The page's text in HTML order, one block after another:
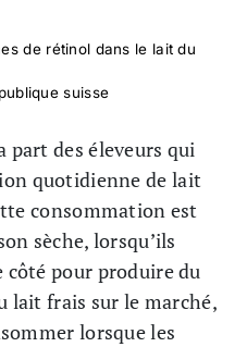
de rétinol dans le lait du
suisse
part des éleveurs qui
quotidienne de lait
consommation est
sèche, lorsqu’ils
pour produire du
lait frais sur le marché,
lorsque les